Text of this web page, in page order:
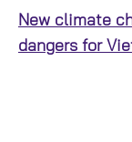
New climate
dangers for